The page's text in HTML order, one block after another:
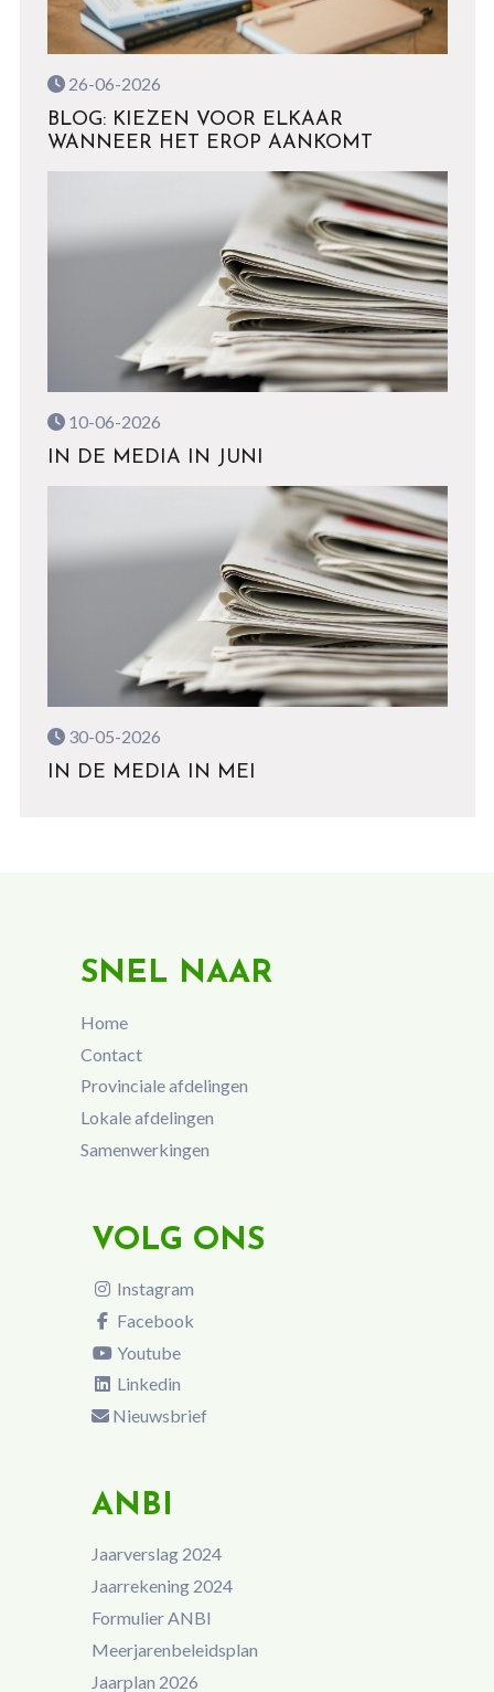
26-06-2026
BLOG: KIEZEN VOOR ELKAAR
WANNEER HET EROP AANKOMT
10-06-2026
IN DE MEDIA IN JUNI
30-05-2026
IN DE MEDIA IN MEI
SNEL NAAR
Home
Contact
Provinciale afdelingen
Lokale afdelingen
Samenwerkingen
VOLG ONS
Instagram
Facebook
Youtube
Linkedin
Nieuwsbrief
ANBI
Jaarverslag 2024
Jaarrekening 2024
Formulier ANBI
Meerjarenbeleidsplan
Jaarplan 2026